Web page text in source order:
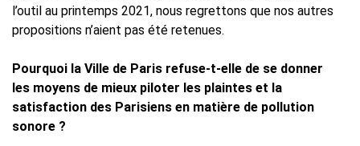
l’outil au printemps 2021, nous regrettons que nos autres
propositions n’aient pas été retenues.
Pourquoi la Ville de Paris refuse-t-elle de se donner
les moyens de mieux piloter les plaintes et la
satisfaction des Parisiens en matière de pollution
sonore ?